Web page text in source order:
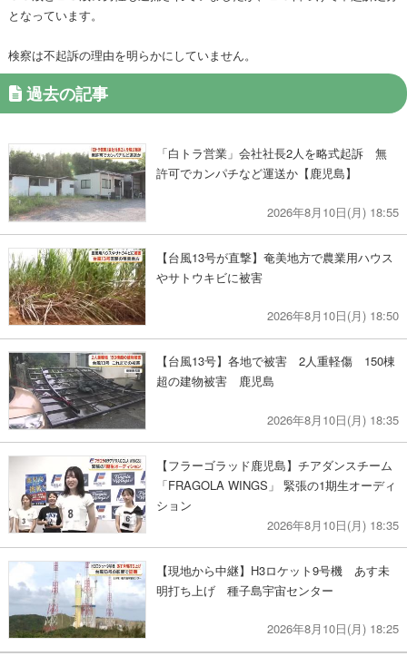
となっています。
検察は不起訴の理由を明らかにしていません。
過去の記事
「白トラ営業」会社社長2人を略式起訴 無
許可でカンパチなど運送か【鹿児島】
2026年8月10日(月) 18:55
【台風13号が直撃】奄美地方で農業用ハウス
やサトウキビに被害
2026年8月10日(月) 18:50
【台風13号】各地で被害 2人重軽傷 150棟
超の建物被害 鹿児島
2026年8月10日(月) 18:35
【フラーゴラッド鹿児島】チアダンスチーム
「FRAGOLA WINGS」 緊張の1期生オーディ
ション
2026年8月10日(月) 18:35
【現地から中継】H3ロケット9号機 あす未
明打ち上げ 種子島宇宙センター
2026年8月10日(月) 18:25